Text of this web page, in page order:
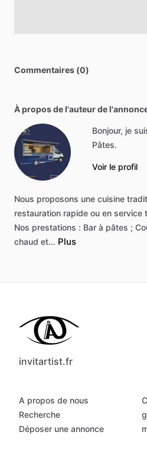
Commentaires (0)
À propos de l'auteur de
Bonjour, je
Pâtes.
Voir le profil
Nous proposons une cuisine
restauration rapide ou en service
Nos prestations : Bar à pâtes ;
chaud et… Plus
invitartist.fr
A propos de nous
Recherche
Déposer une annonce